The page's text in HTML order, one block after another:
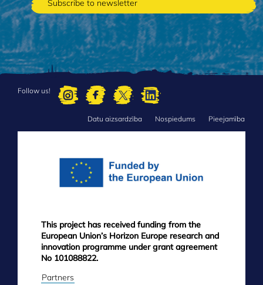
Follow us!
Datu aizsardzība Nospiedums Pieejamība
This project has received funding from the
European Union’s Horizon Europe research and
innovation programme under grant agreement
No 101088822.
Partners